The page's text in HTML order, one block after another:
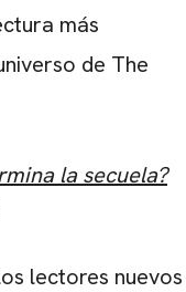
más
de The
la secuela?
lectores nuevos